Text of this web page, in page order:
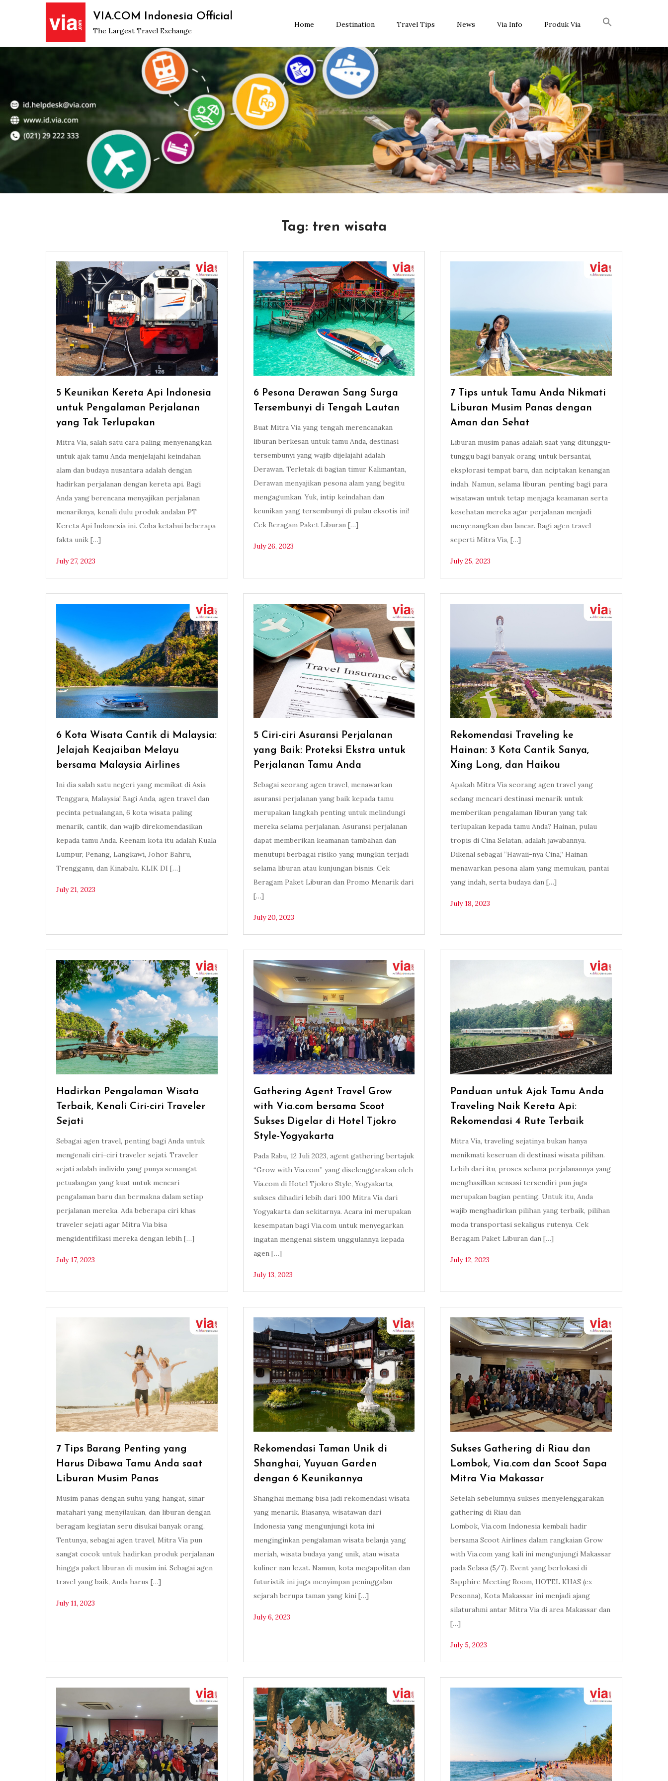
VIA.COM Indonesia Official
The Largest Travel Exchange
Home Destination Travel Tips News Via Info Produk Via
Tag: tren wisata
5 Keunikan Kereta Api Indonesia
untuk Pengalaman Perjalanan
yang Tak Terlupakan
Mitra Via, salah satu cara paling menyenangkan
untuk ajak tamu Anda menjelajahi keindahan
alam dan budaya nusantara adalah dengan
hadirkan perjalanan dengan kereta api. Bagi
Anda yang berencana menyajikan perjalanan
menariknya, kenali dulu produk andalan PT
Kereta Api Indonesia ini. Coba ketahui beberapa
fakta unik […]
July 27, 2023
6 Pesona Derawan Sang Surga
Tersembunyi di Tengah Lautan
Buat Mitra Via yang tengah merencanakan
liburan berkesan untuk tamu Anda, destinasi
tersembunyi yang wajib dijelajahi adalah
Derawan. Terletak di bagian timur Kalimantan,
Derawan menyajikan pesona alam yang begitu
mengagumkan. Yuk, intip keindahan dan
keunikan yang tersembunyi di pulau eksotis ini!
Cek Beragam Paket Liburan […]
July 26, 2023
7 Tips untuk Tamu Anda Nikmati
Liburan Musim Panas dengan
Aman dan Sehat
Liburan musim panas adalah saat yang ditunggu-
tunggu bagi banyak orang untuk bersantai,
eksplorasi tempat baru, dan nciptakan kenangan
indah. Namun, selama liburan, penting bagi para
wisatawan untuk tetap menjaga keamanan serta
kesehatan mereka agar perjalanan menjadi
menyenangkan dan lancar. Bagi agen travel
seperti Mitra Via, […]
July 25, 2023
6 Kota Wisata Cantik di Malaysia:
Jelajah Keajaiban Melayu
bersama Malaysia Airlines
Ini dia salah satu negeri yang memikat di Asia
Tenggara, Malaysia! Bagi Anda, agen travel dan
pecinta petualangan, 6 kota wisata paling
menarik, cantik, dan wajib direkomendasikan
kepada tamu Anda. Keenam kota itu adalah Kuala
Lumpur, Penang, Langkawi, Johor Bahru,
Trengganu, dan Kinabalu. KLIK DI […]
July 21, 2023
5 Ciri-ciri Asuransi Perjalanan
yang Baik: Proteksi Ekstra untuk
Perjalanan Tamu Anda
Sebagai seorang agen travel, menawarkan
asuransi perjalanan yang baik kepada tamu
merupakan langkah penting untuk melindungi
mereka selama perjalanan. Asuransi perjalanan
dapat memberikan keamanan tambahan dan
menutupi berbagai risiko yang mungkin terjadi
selama liburan atau kunjungan bisnis. Cek
Beragam Paket Liburan dan Promo Menarik dari
[…]
July 20, 2023
Rekomendasi Traveling ke
Hainan: 3 Kota Cantik Sanya,
Xing Long, dan Haikou
Apakah Mitra Via seorang agen travel yang
sedang mencari destinasi menarik untuk
memberikan pengalaman liburan yang tak
terlupakan kepada tamu Anda? Hainan, pulau
tropis di Cina Selatan, adalah jawabannya.
Dikenal sebagai “Hawaii-nya Cina,” Hainan
menawarkan pesona alam yang memukau, pantai
yang indah, serta budaya dan […]
July 18, 2023
Hadirkan Pengalaman Wisata
Terbaik, Kenali Ciri-ciri Traveler
Sejati
Sebagai agen travel, penting bagi Anda untuk
mengenali ciri-ciri traveler sejati. Traveler
sejati adalah individu yang punya semangat
petualangan yang kuat untuk mencari
pengalaman baru dan bermakna dalam setiap
perjalanan mereka. Ada beberapa ciri khas
traveler sejati agar Mitra Via bisa
mengidentifikasi mereka dengan lebih […]
July 17, 2023
Gathering Agent Travel Grow
with Via.com bersama Scoot
Sukses Digelar di Hotel Tjokro
Style-Yogyakarta
Pada Rabu, 12 Juli 2023, agent gathering bertajuk
“Grow with Via.com” yang diselenggarakan oleh
Via.com di Hotel Tjokro Style, Yogyakarta,
sukses dihadiri lebih dari 100 Mitra Via dari
Yogyakarta dan sekitarnya. Acara ini merupakan
kesempatan bagi Via.com untuk menyegarkan
ingatan mengenai sistem unggulannya kepada
agen […]
July 13, 2023
Panduan untuk Ajak Tamu Anda
Traveling Naik Kereta Api:
Rekomendasi 4 Rute Terbaik
Mitra Via, traveling sejatinya bukan hanya
menikmati keseruan di destinasi wisata pilihan.
Lebih dari itu, proses selama perjalanannya yang
menghasilkan sensasi tersendiri pun juga
merupakan bagian penting. Untuk itu, Anda
wajib menghadirkan pilihan yang terbaik, pilihan
moda transportasi sekaligus rutenya. Cek
Beragam Paket Liburan dan […]
July 12, 2023
7 Tips Barang Penting yang
Harus Dibawa Tamu Anda saat
Liburan Musim Panas
Musim panas dengan suhu yang hangat, sinar
matahari yang menyilaukan, dan liburan dengan
beragam kegiatan seru disukai banyak orang.
Tentunya, sebagai agen travel, Mitra Via pun
sangat cocok untuk hadirkan produk perjalanan
hingga paket liburan di musim ini. Sebagai agen
travel yang baik, Anda harus […]
July 11, 2023
Rekomendasi Taman Unik di
Shanghai, Yuyuan Garden
dengan 6 Keunikannya
Shanghai memang bisa jadi rekomendasi wisata
yang menarik. Biasanya, wisatawan dari
Indonesia yang mengunjungi kota ini
menginginkan pengalaman wisata belanja yang
meriah, wisata budaya yang unik, atau wisata
kuliner nan lezat. Namun, kota megapolitan dan
futuristik ini juga menyimpan peninggalan
sejarah berupa taman yang kini […]
July 6, 2023
Sukses Gathering di Riau dan
Lombok, Via.com dan Scoot Sapa
Mitra Via Makassar
Setelah sebelumnya sukses menyelenggarakan
gathering di Riau dan
Lombok, Via.com Indonesia kembali hadir
bersama Scoot Airlines dalam rangkaian Grow
with Via.com yang kali ini mengunjungi Makassar
pada Selasa (5/7). Event yang berlokasi di
Sapphire Meeting Room, HOTEL KHAS (ex
Pesonna), Kota Makassar ini menjadi ajang
silaturahmi antar Mitra Via di area Makassar dan
[…]
July 5, 2023